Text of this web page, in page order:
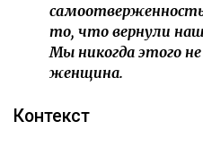
то, что вернули
Мы никогда этого
женщина.
Контекст